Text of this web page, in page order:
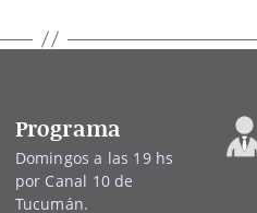
Programa
Domingos a las 19 hs
por Canal 10 de
Tucumán.